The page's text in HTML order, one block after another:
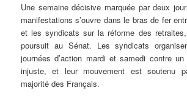
Une semaine décisive marquée par deux
manifestations s’ouvre dans le bras de fer
et les syndicats sur la réforme des
poursuit au Sénat. Les syndicats
journées d’action mardi et samedi contre
injuste, et leur mouvement est soutenu
majorité des Français.